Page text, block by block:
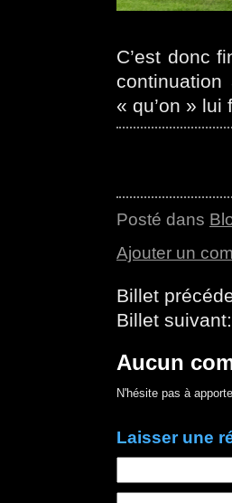
C’est donc
« qu’on »
Posté dans
Ajouter un
Billet
Billet
Aucun
N'hésite pas à
Laisser une